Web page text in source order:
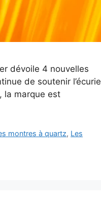
dévoile 4 nouvelles
de soutenir l’écurie
la marque est
montres à quartz, Les